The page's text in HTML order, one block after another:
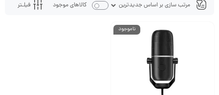
فیلـتر کالاهای موجود
ناموجود